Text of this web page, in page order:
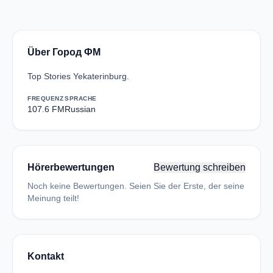
Über Город ФМ
Top Stories Yekaterinburg.
FREQUENZ
107.6 FM
SPRACHE
Russian
Hörerbewertungen Bewertung schreiben
Noch keine Bewertungen. Seien Sie der Erste, der seine
Meinung teilt!
Kontakt